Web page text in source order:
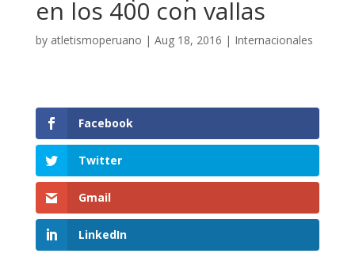
en los 400 con vallas
by atletismoperuano | Aug 18, 2016 | Internacionales
Facebook
Twitter
Gmail
LinkedIn